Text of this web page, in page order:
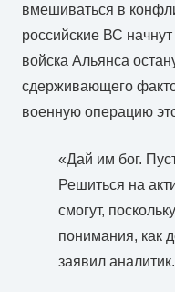
вмешиваться в
российские ВС
войска Альянса
сдерживающего
военную операцию
«Дай им бог.
Решиться на
смогут,
понимания, как
заявил аналитик.